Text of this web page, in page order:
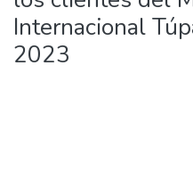
Internacional
2023